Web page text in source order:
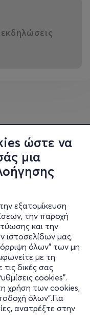
ώστε να
μια
εξατομίκευση
την παροχή
και την
ιστοσελίδων μας.
όλων" των μη
με τη
δικές σας
cookies".
χρήση των cookies,
όλων".Για
ανατρέξτε στην